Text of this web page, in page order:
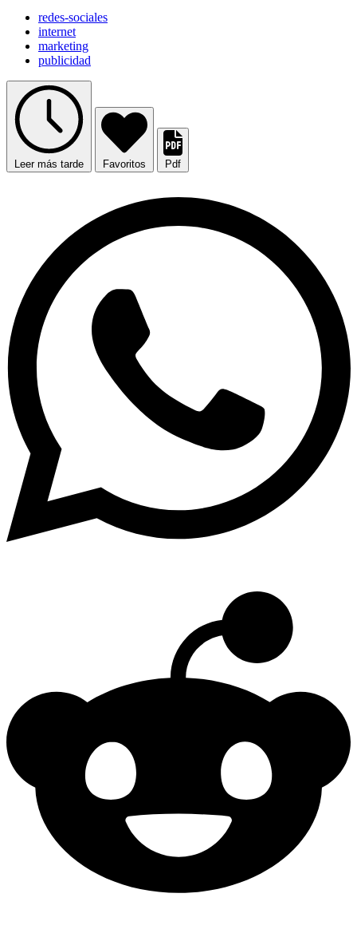
redes-sociales
internet
marketing
publicidad
Leer más tarde Favoritos Pdf